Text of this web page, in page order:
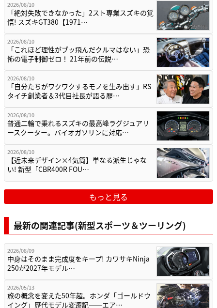
2026/08/10
「絶対失敗できなかった」2スト専業スズキの覚
悟! スズキGT380【1971…
2026/08/10
「これほど理性がブッ飛んだクルマはない」恐
怖の電子制御ゼロ！ 21年前の伝説…
2026/08/10
「自分たちがワクワクするモノを生み出す」RS
タイチ創業者＆3代目社長が語る歴…
2026/08/10
普通二輪で乗れるスズキの最高峰ラグジュアリ
ースクーター。バイオガソリンに対応…
2026/08/10
【近未来デザイン×4気筒】単なる派生じゃな
い! 新型「CBR400R FOU…
もっと見る
最新の関連記事(新型スポーツ＆ツーリング)
2026/08/09
中身はそのまま完成度をキープ! カワサキNinja
250が2027年モデル…
2026/05/13
旅の概念を変えた50年超。ホンダ「ゴールドウ
イング」歴代モデル変遷記——エア…